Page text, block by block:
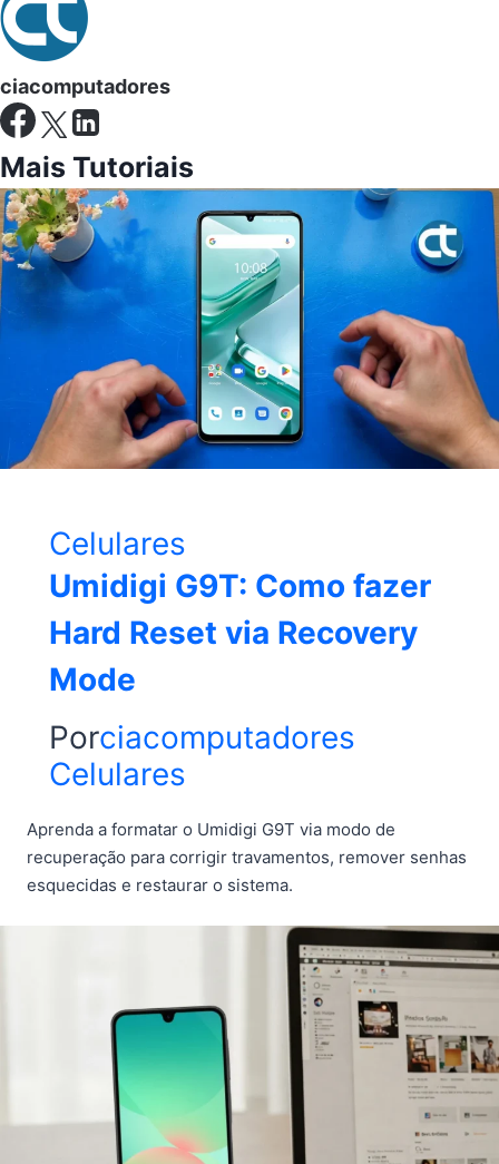
ciacomputadores
Mais Tutoriais
Celulares
Umidigi G9T: Como fazer
Hard Reset via Recovery
Mode
Porciacomputadores
Celulares
Aprenda a formatar o Umidigi G9T via modo de
recuperação para corrigir travamentos, remover senhas
esquecidas e restaurar o sistema.